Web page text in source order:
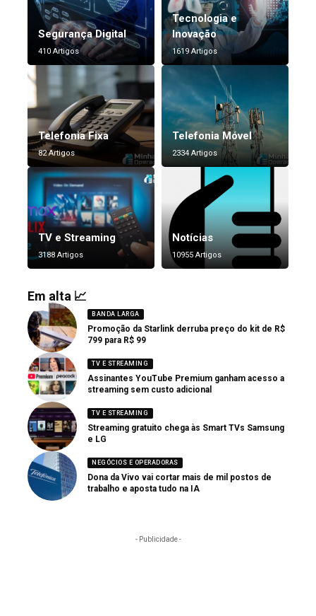
Segurança Digital
410 Artigos
Tecnologia e
Inovação
1619 Artigos
Telefonia Fixa
82 Artigos
Telefonia Móvel
2334 Artigos
TV e Streaming
3188 Artigos
Notícias
10955 Artigos
Em alta 📈
BANDA LARGA
Promoção da Starlink derruba preço do kit de R$
799 para R$ 99
TV E STREAMING
Assinantes YouTube Premium ganham acesso a
streaming sem custo adicional
TV E STREAMING
Streaming gratuito chega às Smart TVs Samsung
e LG
NEGÓCIOS E OPERADORAS
Dona da Vivo vai cortar mais de mil postos de
trabalho e aposta tudo na IA
- Publicidade -